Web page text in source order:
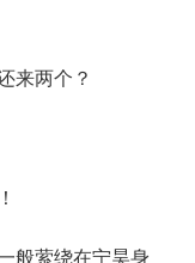
来两个？
萦绕在宁昊身